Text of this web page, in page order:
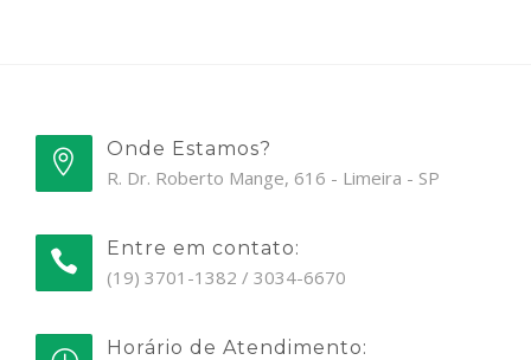
Onde Estamos?
R. Dr. Roberto Mange, 616 - Limeira - SP
Entre em contato:
(19) 3701-1382 / 3034-6670
Horário de Atendimento: